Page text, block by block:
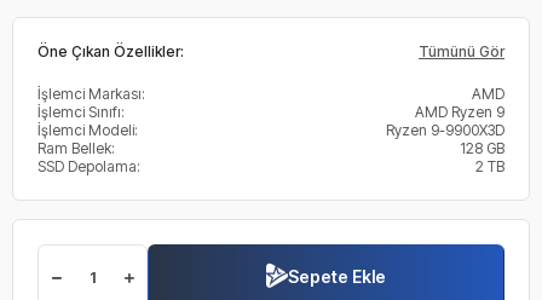
Öne Çıkan Özellikler: Tümünü Gör
İşlemci Markası:
AMD
İşlemci Sınıfı:
AMD Ryzen 9
İşlemci Modeli:
Ryzen 9-9900X3D
Ram Bellek:
128 GB
SSD Depolama:
2 TB
Sepete Ekle